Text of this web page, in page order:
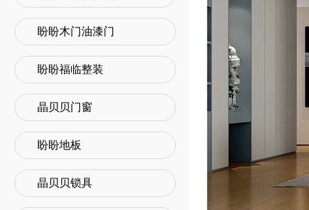
盼盼木门油漆门
盼盼福临整装
晶贝贝门窗
盼盼地板
晶贝贝锁具